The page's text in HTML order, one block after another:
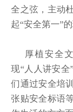
全之弦，主动
起“安全第一”的
厚植安全
现“人人讲安
们通过安全培
张贴安全标语